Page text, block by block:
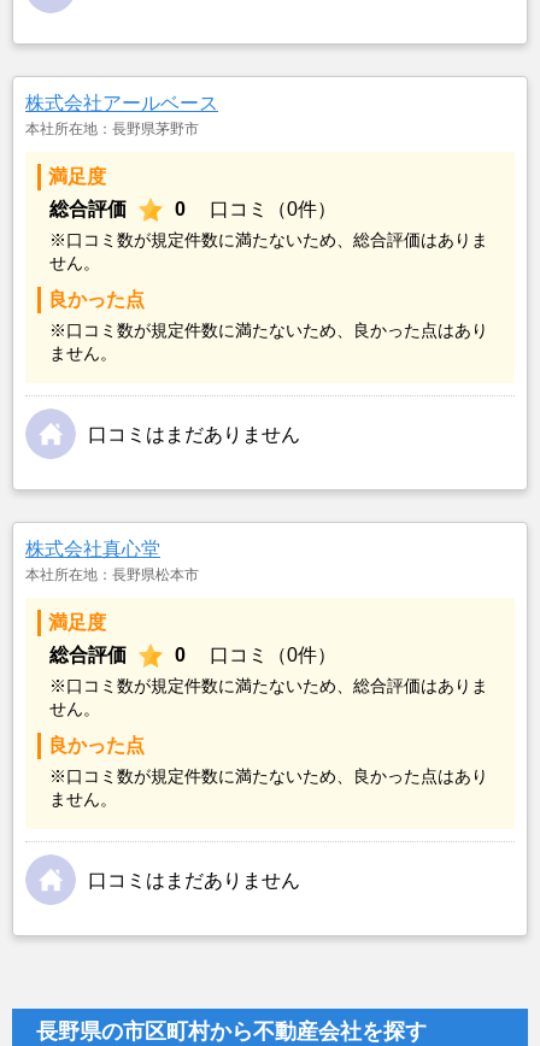
株式会社アールベース
本社所在地：長野県茅野市
満足度
総合評価
0 口コミ（0件）
※口コミ数が規定件数に満たないため、総合評価はありま
せん。
良かった点
※口コミ数が規定件数に満たないため、良かった点はあり
ません。
口コミはまだありません
株式会社真心堂
本社所在地：長野県松本市
満足度
総合評価
0 口コミ（0件）
※口コミ数が規定件数に満たないため、総合評価はありま
せん。
良かった点
※口コミ数が規定件数に満たないため、良かった点はあり
ません。
口コミはまだありません
長野県の市区町村から不動産会社を探す